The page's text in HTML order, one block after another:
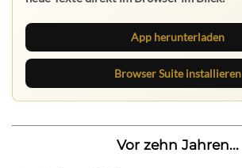
App herunterladen
Browser Suite installieren
Vor zehn Jahren...